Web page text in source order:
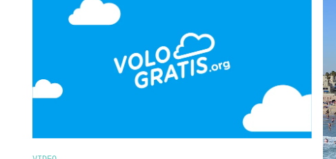
l'età non conta, non conta [']